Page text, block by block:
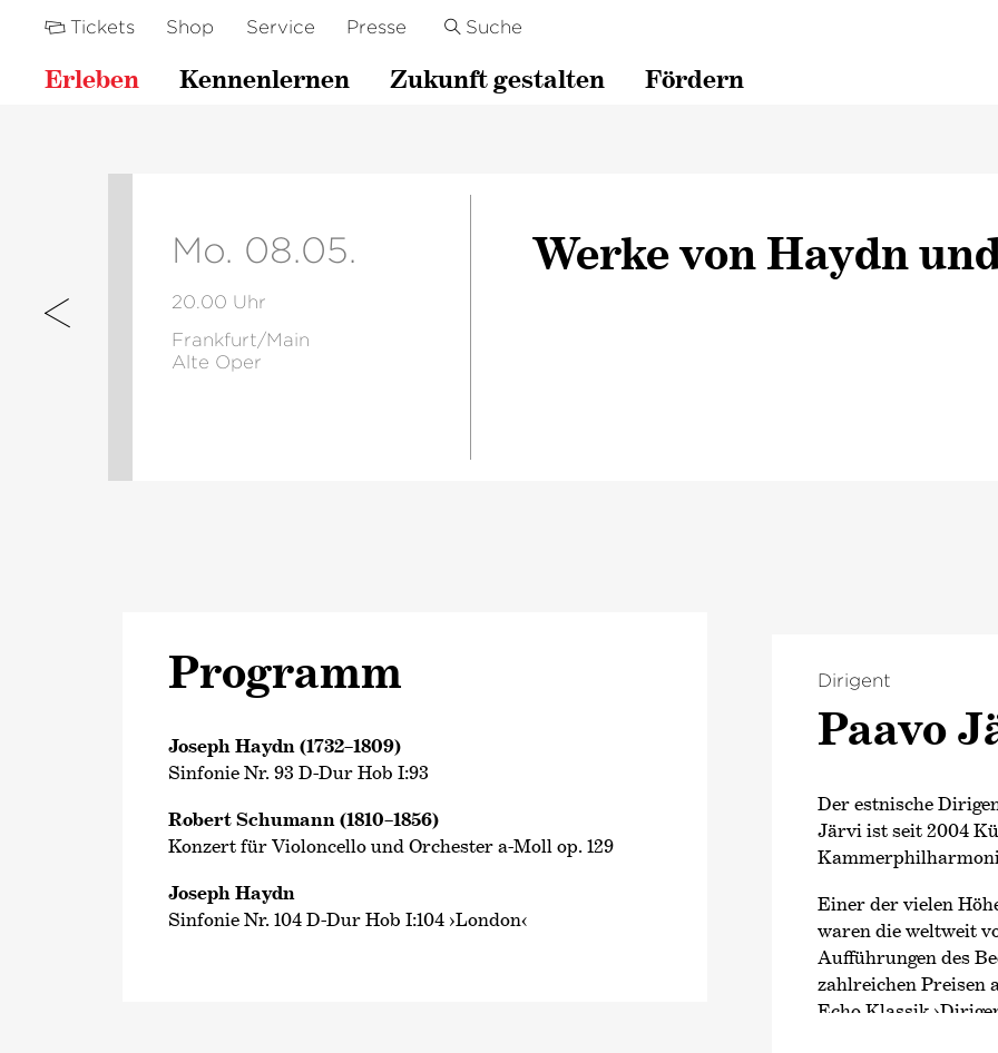
Tickets Shop Service Presse Suche
Erleben Kennenlernen Zukunft gestalten Fördern
Mo. 08.05.
20.00 Uhr
Frankfurt/Main
Alte Oper
Werke von Haydn
Programm
Joseph Haydn (1732–1809)
Sinfonie Nr. 93 D-Dur Hob I:93
Robert Schumann (1810–1856)
Konzert für Violoncello und Orchester a-Moll op. 129
Joseph Haydn
Sinfonie Nr. 104 D-Dur Hob I:104 ›London‹
Dirigent
Paavo
Der estnische
Järvi ist seit 2004
Einer der vielen
waren die weltweit
Aufführungen des
zahlreichen Preisen
Echo Klassik